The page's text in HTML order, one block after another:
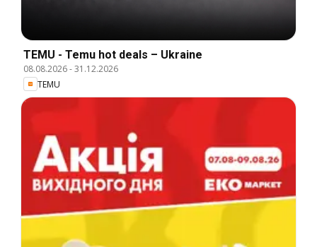
TEMU - Temu hot deals – Ukraine
08.08.2026-31.12.2026
TEMU